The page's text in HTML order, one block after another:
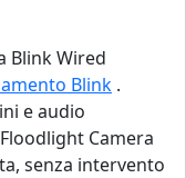
Blink Wired
Blink .
e audio
Camera
senza intervento